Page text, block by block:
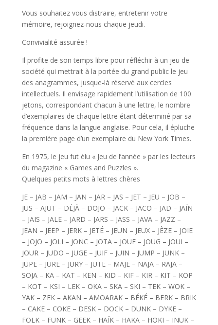
Vous souhaitez vous distraire, entretenir votre
mémoire, rejoignez-nous chaque jeudi.
Convivialité assurée !
Il profite de son temps libre pour réfléchir à un jeu de
société qui mettrait à la portée du grand public le jeu
des anagrammes, jusque-là réservé aux cercles
intellectuels. Il envisage rapidement l’utilisation de 100
jetons, correspondant chacun à une lettre, le nombre
d’exemplaires de chaque lettre étant déterminé par sa
fréquence dans la langue anglaise. Pour cela, il épluche
la première page d’un exemplaire du New York Times.
En 1975, le jeu fut élu « Jeu de l’année » par les lecteurs
du magazine « Games and Puzzles ».
Quelques petits mots à lettres chères
JE – JAB – JAM – JAN – JAR – JAS – JET – JEU – JOB –
JUS – AJUT – DÉJÀ – DOJO – JACK – JACO – JAD – JAÏN
– JAIS – JALE – JARD – JARS – JASS – JAVA – JAZZ –
JEAN – JEEP – JERK – JETÉ – JEUN – JEUX – JÈZE – JOIE
– JOJO – JOLI – JONC – JOTA – JOUE – JOUG – JOUI –
JOUR – JUDO – JUGE – JUIF – JUIN – JUMP – JUNK –
JUPE – JURE – JURY – JUTE – MAJE – NAJA – RAJA –
SOJA – KA – KAT – KEN – KID – KIF – KIR – KIT – KOP
– KOT – KSI – LEK – OKA – SKA – SKI – TEK – WOK –
YAK – ZEK – AKAN – AMOARAK – BÉKÉ – BERK – BRIK
– CAKE – COKE – DESK – DOCK – DUNK – DYKE –
FOLK – FUNK – GEEK – HAÏK – HAKA – HOKI – INUK –